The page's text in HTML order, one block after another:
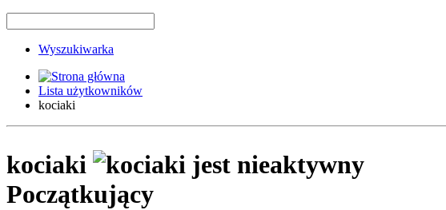
Wyszukiwarka
Lista użytkowników
kociaki
kociaki
Początkujący